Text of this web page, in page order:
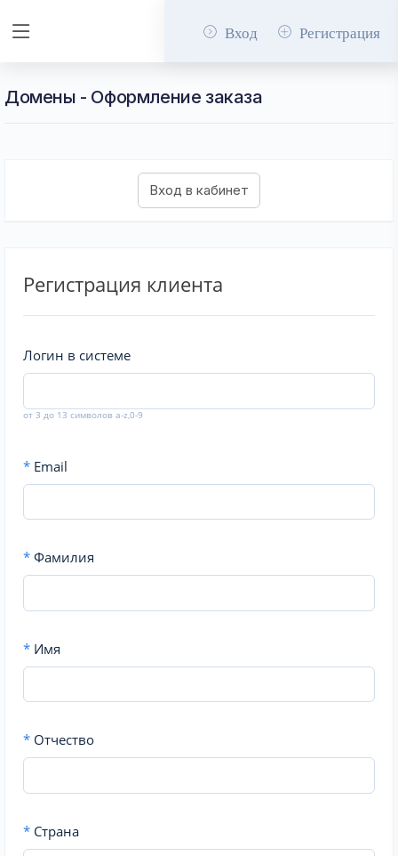
Вход Регистрация
Домены - Оформление заказа
Регистрация клиента
Логин в системе
от 3 до 13 символов a-z,0-9
* Email
* Фамилия
* Имя
* Отчество
* Страна